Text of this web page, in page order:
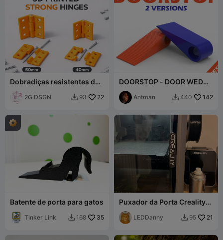
Dobradiças resistentes de
270 graus de 40mm 50 mm
2G DSGN  93 22
DOORSTOP - DOOR WEDGE
- DOOR STOPPER -
(Tested)
Antman  440 142
Batente de porta para gatos
Tinker Link  168 35
Puxador da Porta Creality
K2 Plus
LEDDanny  95 21